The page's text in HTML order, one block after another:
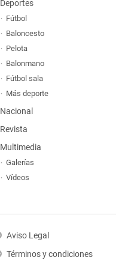
Deportes
Fútbol
Baloncesto
Pelota
Balonmano
Fútbol sala
Más deporte
Nacional
Revista
Multimedia
Galerías
Vídeos
Aviso Legal
Términos y condiciones